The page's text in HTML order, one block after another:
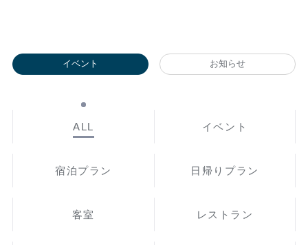
イベント お知らせ
ALL イベント
宿泊プラン 日帰りプラン
客室 レストラン